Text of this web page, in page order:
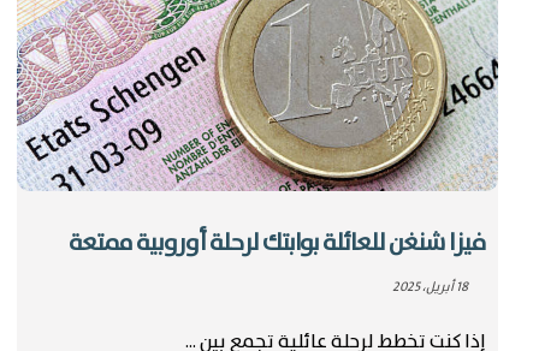
فيزا شنغن للعائلة بوابتك لرحلة أوروبية ممتعة
18 أبريل، 2025
إذا كنت تخطط لرحلة عائلية تجمع بين ...